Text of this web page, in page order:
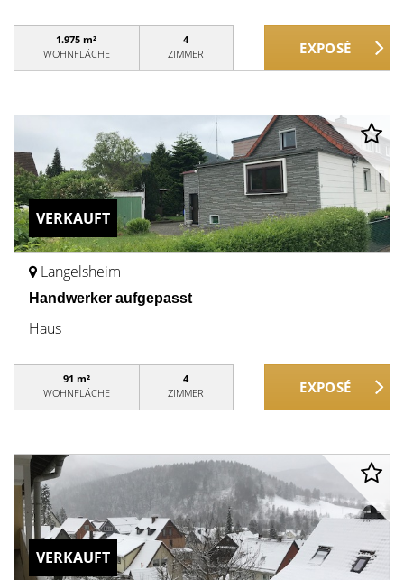
1.975 m²
WOHNFLÄCHE
4
ZIMMER
VERKAUFT
Langelsheim
Handwerker aufgepasst
Haus
91 m²
WOHNFLÄCHE
4
ZIMMER
VERKAUFT